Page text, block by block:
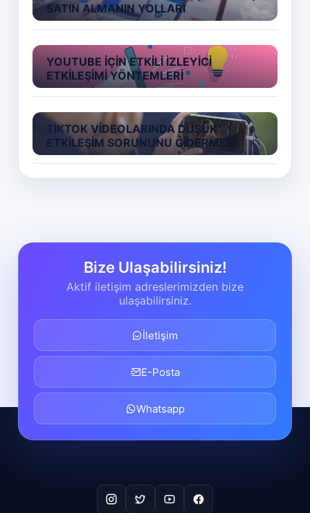
SATIN ALMANIN YOLLARI
YOUTUBE İÇIN ETKILI İZLEYICI
ETKILEŞIMI YÖNTEMLERI
TIKTOK VIDEOLARINDA DÜŞÜK
ETKILEŞIM SORUNUNU GIDERMEK
Bize Ulaşabilirsiniz!
Aktif iletişim adreslerimizden bize
ulaşabilirsiniz.
İletişim
E-Posta
Whatsapp